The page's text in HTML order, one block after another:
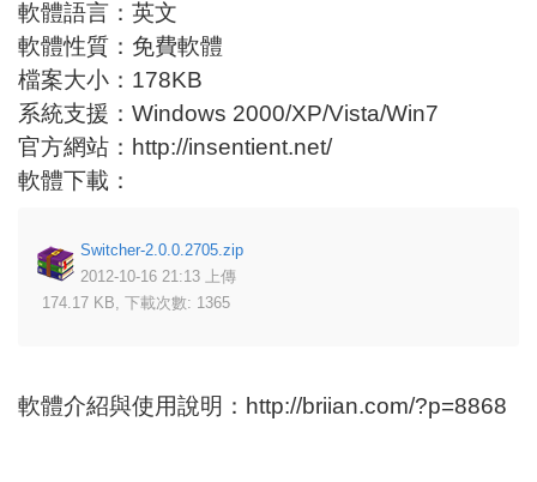
軟體語言：英文
軟體性質：免費軟體
檔案大小：178KB
系統支援：Windows 2000/XP/Vista/Win7
官方網站： http://insentient.net/
軟體下載：
Switcher-2.0.0.2705.zip
2012-10-16 21:13 上傳
174.17 KB, 下載次數: 1365
軟體介紹與使用說明： http://briian.com/?p=8868